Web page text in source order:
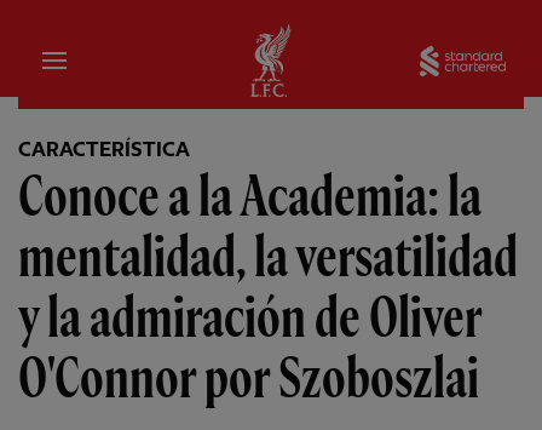
Hogar
CARACTERÍSTICA
Conoce a la Academia: la
mentalidad, la versatilidad
y la admiración de Oliver
O'Connor por Szoboszlai